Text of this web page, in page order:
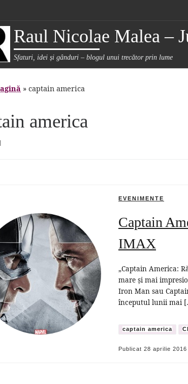
Raul Nicolae Malea –
Sfaturi, idei și gânduri – blogul unui trecător prin lume
» captain america
america
EVENIMENTE
Captain
IMAX
„Captain America:
mare şi mai
Iron Man sau
începutul lunii mai
captain america
Publicat 28 aprilie 2016